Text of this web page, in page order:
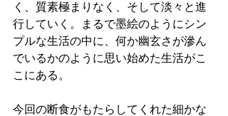
く、質素極まりなく、そして淡々と進
行していく。まるで墨絵のようにシン
プルな生活の中に、何か幽玄さが滲ん
でいるかのように思い始めた生活がこ
こにある。
今回の断食がもたらしてくれた細かな